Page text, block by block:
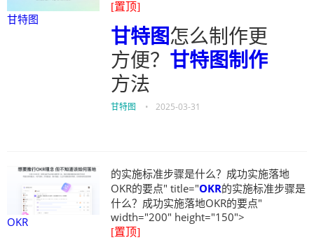
甘特图
[置顶]
甘特图怎么制作更
方便？ 甘特图制作
方法
甘特图 • 2025-03-31
OKR
的实施标准步骤是什么？成功实施落地
OKR的要点" title="OKR的实施标准步骤是
什么？成功实施落地OKR的要点"
width="200" height="150">
[置顶]